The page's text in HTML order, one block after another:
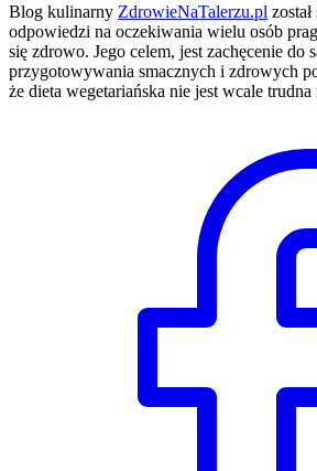
Blog kulinarny ZdrowieNaTalerzu.pl
odpowiedzi na oczekiwania wielu osób
się zdrowo. Jego celem, jest zachęcenie do
przygotowywania smacznych i zdrowych
że dieta wegetariańska nie jest wcale